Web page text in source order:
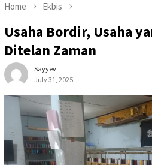
Home Ekbis
Usaha Bordir, Usaha
Ditelan Zaman
Sayyev
July 31, 2025